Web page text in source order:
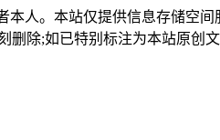
人。本站仅提供信息存储空
删除;如已特别标注为本站原创